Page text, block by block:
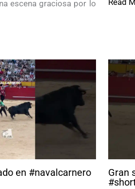
escena graciosa por lo
Read
en #navalcarnero
Gran